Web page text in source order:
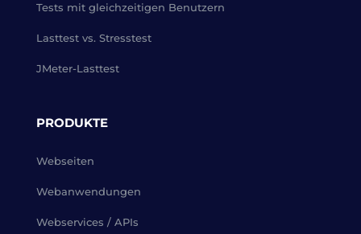
Tests mit gleichzeitigen Benutzern
Lasttest vs. Stresstest
JMeter-Lasttest
PRODUKTE
Webseiten
Webanwendungen
Webservices / APIs